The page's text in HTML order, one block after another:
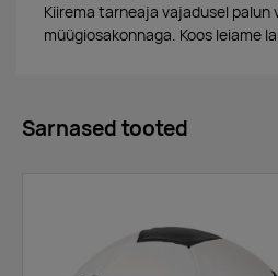
Kiirema tarneaja vajadusel
müügiosakonnaga. Koos leiame
Sarnased tooted